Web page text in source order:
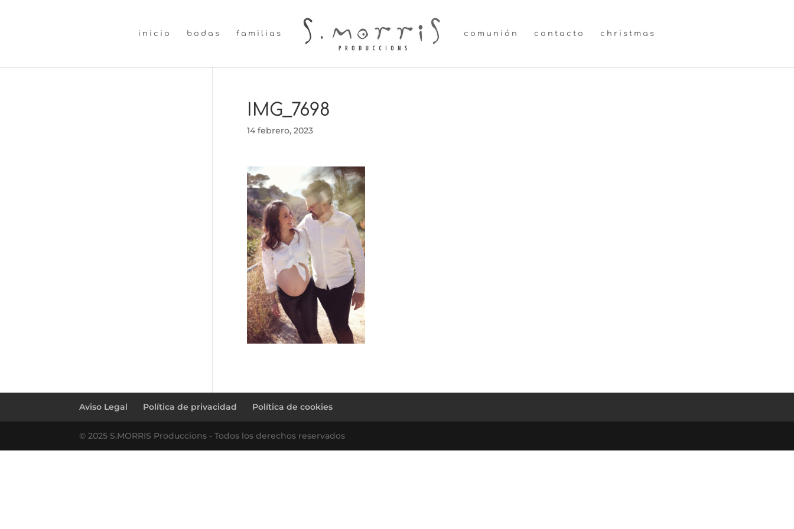
inicio bodas familias comunión contacto christmas
IMG_7698
14 febrero, 2023
Aviso Legal Política de privacidad Política de cookies
© 2025 S.MORRIS Produccions - Todos los derechos reservados